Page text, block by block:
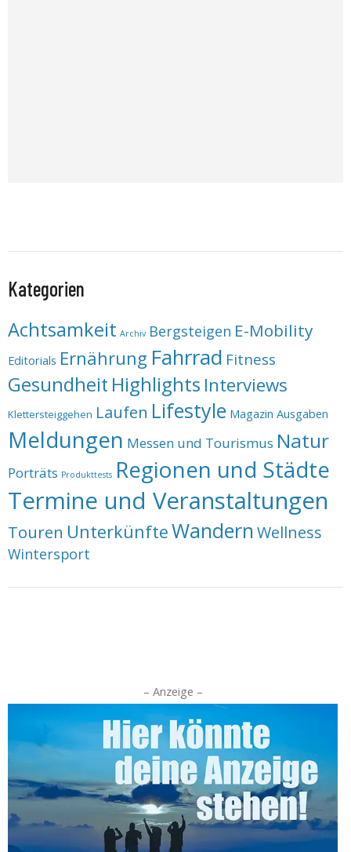
Kategorien
Achtsamkeit Archiv Bergsteigen E-Mobility
Editorials Ernährung Fahrrad Fitness
Gesundheit Highlights Interviews
Klettersteiggehen Laufen Lifestyle Magazin Ausgaben
Meldungen Messen und Tourismus Natur
Porträts Produkttests Regionen und Städte
Termine und Veranstaltungen
Touren UnterkünfteWandern Wellness
Wintersport
– Anzeige –